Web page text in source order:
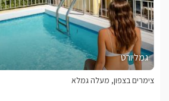
גמליורט
צימרים בצפון, מעלה גמלא